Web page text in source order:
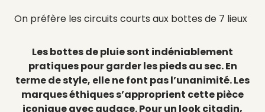
On préfère les circuits courts aux bottes de 7 lieux
Les bottes de pluie sont indéniablement
pratiques pour garder les pieds au sec. En
terme de style, elle ne font pas l’unanimité. Les
marques éthiques s’approprient cette pièce
iconique avec audace. Pour un look citadin,